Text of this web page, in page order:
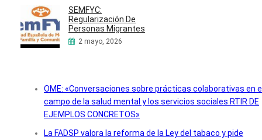
SEMFYC:
Regularización De
Personas Migrantes
2 mayo, 2026
OME: «Conversaciones sobre prácticas colaborativas en
campo de la salud mental y los servicios sociales RTIR DE
EJEMPLOS CONCRETOS»
La FADSP valora la reforma de la Ley del tabaco y pide